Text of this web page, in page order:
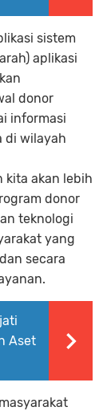
sistem
aplikasi
donor
informasi
di wilayah
kita akan lebih
donor
teknologi
yang
secara
Aset